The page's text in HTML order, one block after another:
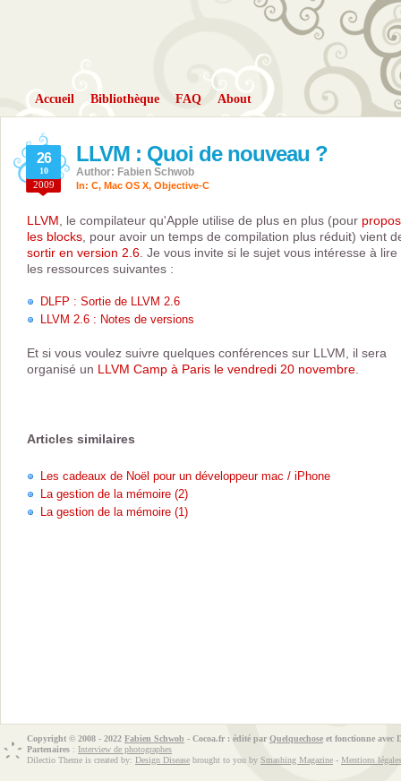
Accueil Bibliothèque FAQ About
LLVM : Quoi de nouveau ?
26
10
2009
Author: Fabien Schwob
In: C, Mac OS X, Objective-C
LLVM , le compilateur qu'Apple utilise de plus en plus (pour
les blocks , pour avoir un temps de compilation plus réduit) vient
sortir en version 2.6 . Je vous invite si le sujet vous intéresse à lire
les ressources suivantes :
DLFP : Sortie de LLVM 2.6
LLVM 2.6 : Notes de versions
Et si vous voulez suivre quelques conférences sur LLVM, il sera
organisé un LLVM Camp à Paris le vendredi 20 novembre
Articles similaires
Les cadeaux de Noël pour un développeur mac / iPhone
La gestion de la mémoire (2)
La gestion de la mémoire (1)
Copyright © 2008 - 2022 Fabien Schwob - Cocoa.fr : édité par Quelquechose et fonctionne avec
Partenaires : Interview de photographes
Dilectio Theme is created by: Design Disease brought to you by Smashing Magazine - Mentions légales